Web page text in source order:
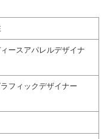
ースアパレルデザイナ
フィックデザイナー